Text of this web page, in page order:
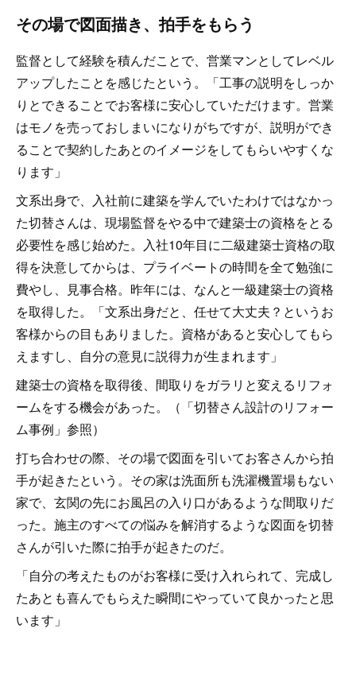
その場で図面描き、拍手をもらう
監督として経験を積んだことで、営業マンとしてレベル
アップしたことを感じたという。「工事の説明をしっか
りとできることでお客様に安心していただけます。営業
はモノを売っておしまいになりがちですが、説明ができ
ることで契約したあとのイメージをしてもらいやすくな
ります」
文系出身で、入社前に建築を学んでいたわけではなかっ
た切替さんは、現場監督をやる中で建築士の資格をとる
必要性を感じ始めた。入社10年目に二級建築士資格の取
得を決意してからは、プライベートの時間を全て勉強に
費やし、見事合格。昨年には、なんと一級建築士の資格
を取得した。「文系出身だと、任せて大丈夫？というお
客様からの目もありました。資格があると安心してもら
えますし、自分の意見に説得力が生まれます」
建築士の資格を取得後、間取りをガラリと変えるリフォ
ームをする機会があった。（「切替さん設計のリフォー
ム事例」参照）
打ち合わせの際、その場で図面を引いてお客さんから拍
手が起きたという。その家は洗面所も洗濯機置場もない
家で、玄関の先にお風呂の入り口があるような間取りだ
った。施主のすべての悩みを解消するような図面を切替
さんが引いた際に拍手が起きたのだ。
「自分の考えたものがお客様に受け入れられて、完成し
たあとも喜んでもらえた瞬間にやっていて良かったと思
います」